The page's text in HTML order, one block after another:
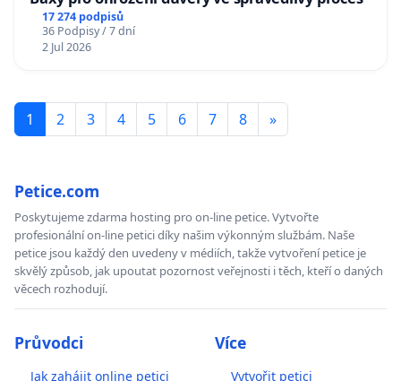
17 274 podpisů
36 Podpisy / 7 dní
2 Jul 2026
1 2 3 4 5 6 7 8 »
Petice.com
Poskytujeme zdarma hosting pro on-line petice. Vytvořte
profesionální on-line petici díky našim výkonným službám. Naše
petice jsou každý den uvedeny v médiích, takže vytvoření petice je
skvělý způsob, jak upoutat pozornost veřejnosti i těch, kteří o daných
věcech rozhodují.
Průvodci
Jak zahájit online petici
Více
Vytvořit petici